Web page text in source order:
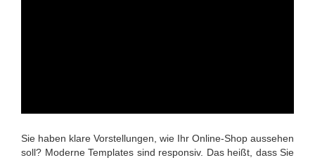
Sie haben klare Vorstellungen, wie Ihr Online-Shop aussehen
soll? Moderne Templates sind responsiv. Das heißt, dass Sie